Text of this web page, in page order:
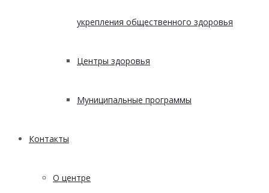
укрепления общественного здоровья
Центры здоровья
Муниципальные программы
Контакты
О центре